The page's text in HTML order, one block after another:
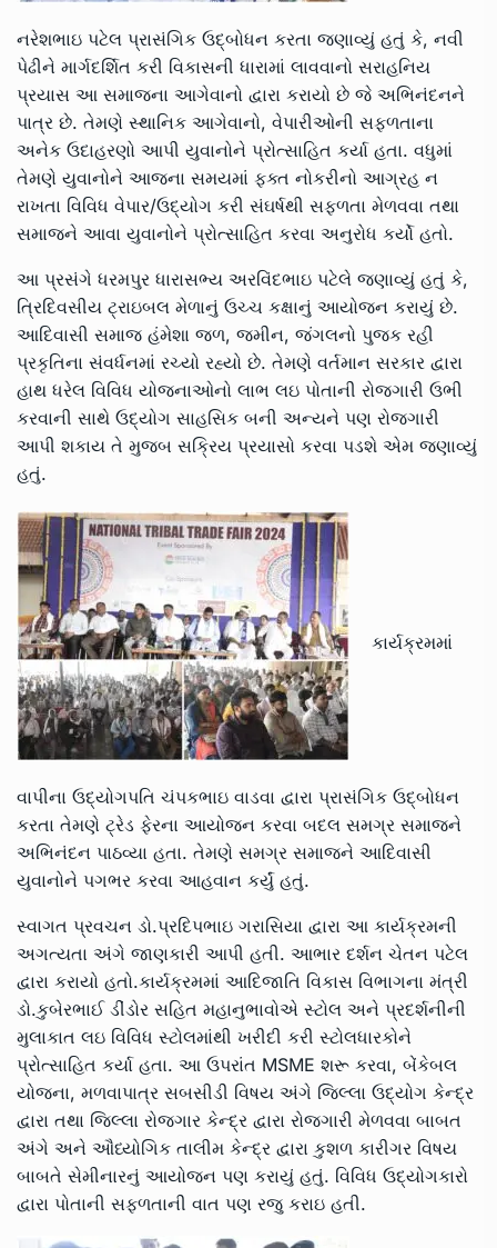
નરેશભાઇ પટેલ પ્રાસંગિક ઉદ્બોધન કરતા જણાવ્યું હતું કે, નવી
પેઢીને માર્ગદર્શિત કરી વિકાસની ધારામાં લાવવાનો સરાહનિય
પ્રયાસ આ સમાજના આગેવાનો દ્વારા કરાયો છે જે અભિનંદનને
પાત્ર છે. તેમણે સ્થાનિક આગેવાનો, વેપારીઓની સફળતાના
અનેક ઉદાહરણો આપી યુવાનોને પ્રોત્સાહિત કર્યા હતા. વધુમાં
તેમણે યુવાનોને આજના સમયમાં ફક્ત નોકરીનો આગ્રહ ન
રાખતા વિવિધ વેપાર/ઉદ્યોગ કરી સંઘર્ષથી સફળતા મેળવવા તથા
સમાજને આવા યુવાનોને પ્રોત્સાહિત કરવા અનુરોધ કર્યો હતો.
આ પ્રસંગે ધરમપુર ધારાસભ્ય અરવિંદભાઇ પટેલે જણાવ્યું હતું કે,
ત્રિદિવસીય ટ્રાઇબલ મેળાનું ઉચ્ચ કક્ષાનું આયોજન કરાયું છે.
આદિવાસી સમાજ હંમેશા જળ, જમીન, જંગલનો પુજક રહી
પ્રકૃતિના સંવર્ધનમાં રચ્યો રહ્યો છે. તેમણે વર્તમાન સરકાર દ્વારા
હાથ ધરેલ વિવિધ યોજનાઓનો લાભ લઇ પોતાની રોજગારી ઉભી
કરવાની સાથે ઉદ્યોગ સાહસિક બની અન્યને પણ રોજગારી
આપી શકાય તે મુજબ સક્રિય પ્રયાસો કરવા પડશે એમ જણાવ્યું
હતું.
કાર્યક્રમમાં
વાપીના ઉદ્યોગપતિ ચંપકભાઇ વાડવા દ્વારા પ્રાસંગિક ઉદ્બોધન
કરતા તેમણે ટ્રેડ ફેરના આયોજન કરવા બદલ સમગ્ર સમાજને
અભિનંદન પાઠવ્યા હતા. તેમણે સમગ્ર સમાજને આદિવાસી
યુવાનોને પગભર કરવા આહવાન કર્યું હતું.
સ્વાગત પ્રવચન ડો.પ્રદિપભાઇ ગરાસિયા દ્વારા આ કાર્યક્રમની
અગત્યતા અંગે જાણકારી આપી હતી. આભાર દર્શન ચેતન પટેલ
દ્વારા કરાયો હતો.કાર્યક્રમમાં આદિજાતિ વિકાસ વિભાગના મંત્રી
ડો.કુબેરભાઈ ડીંડોર સહિત મહાનુભાવોએ સ્ટોલ અને પ્રદર્શનીની
મુલાકાત લઇ વિવિધ સ્ટોલમાંથી ખરીદી કરી સ્ટોલધારકોને
પ્રોત્સાહિત કર્યા હતા. આ ઉપરાંત MSME શરૂ કરવા, બેંકેબલ
યોજના, મળવાપાત્ર સબસીડી વિષય અંગે જિલ્લા ઉદ્યોગ કેન્દ્ર
દ્વારા તથા જિલ્લા રોજગાર કેન્દ્ર દ્વારા રોજગારી મેળવવા બાબત
અંગે અને ઔધ્યોગિક તાલીમ કેન્દ્ર દ્વારા કુશળ કારીગર વિષય
બાબતે સેમીનારનું આયોજન પણ કરાયું હતું. વિવિધ ઉદ્યોગકારો
દ્વારા પોતાની સફળતાની વાત પણ રજુ કરાઇ હતી.